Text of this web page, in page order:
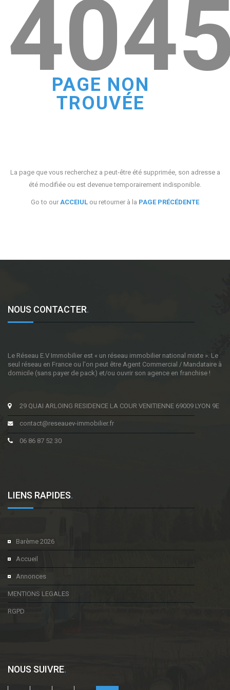
PAGE NON
TROUVÉE
La page que vous recherchez a peut-être été supprimée, son adresse a
été modifiée ou est devenue temporairement indisponible.
Go to our ACCEIUL ou retourner à la PAGE PRÉCÉDENTE
NOUS CONTACTER.
Le Réseau E.V Immobilier est « un réseau immobilier national mixte ». Le
seul réseau en France ou l'on peut être Agent Commercial / Mandataire à
domicile (sans payer de pack) et/ou ouvrir son agence en franchise !
29 QUAI ARLOING RESIDENCE LA COUR VENITIENNE 69009 LYON 9E
contact@reseauev-immobilier.fr
06 86 87 52 30
LIENS RAPIDES.
Barème 2026
Accueil
Annonces
MENTIONS LEGALES
RGPD
NOUS SUIVRE.